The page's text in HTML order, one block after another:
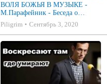
ВОЛЯ БОЖЬЯ В МУЗЫКЕ -
М.Парафейник - Беседа о
музыке 2
Piligrim Сентябрь 3, 2020